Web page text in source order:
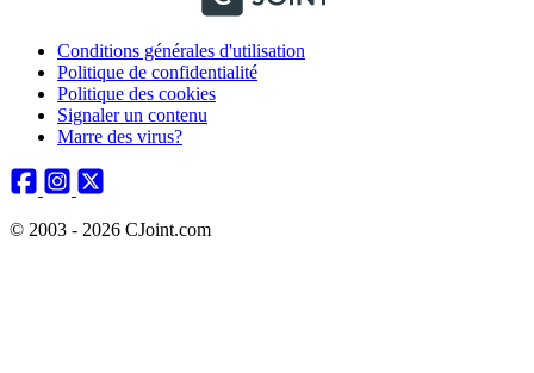
Conditions générales d'utilisation
Politique de confidentialité
Politique des cookies
Signaler un contenu
Marre des virus?
© 2003 - 2026 CJoint.com